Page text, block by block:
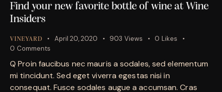
Find your new favorite bottle of wine at Wine
Insiders
VINEYARD April 20, 2020 903 Views 0 Likes
0 Comments
Q Proin faucibus nec mauris a sodales, sed elementum
mi tincidunt. Sed eget viverra egestas nisi in
consequat. Fusce sodales augue a accumsan. Cras